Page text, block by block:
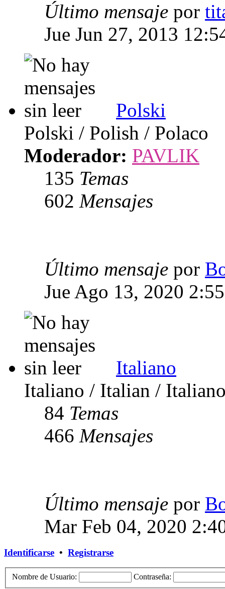
Último mensaje por
Jue Jun 27, 2013
Polski
Polski / Polish / Polaco
Moderador: PAVLIK
135 Temas
602 Mensajes
Último mensaje por
Jue Ago 13, 2020
Italiano
Italiano / Italian /
84 Temas
466 Mensajes
Último mensaje por
Mar Feb 04, 2020
Identificarse • Registrarse
Nombre de Usuario: Contraseña: